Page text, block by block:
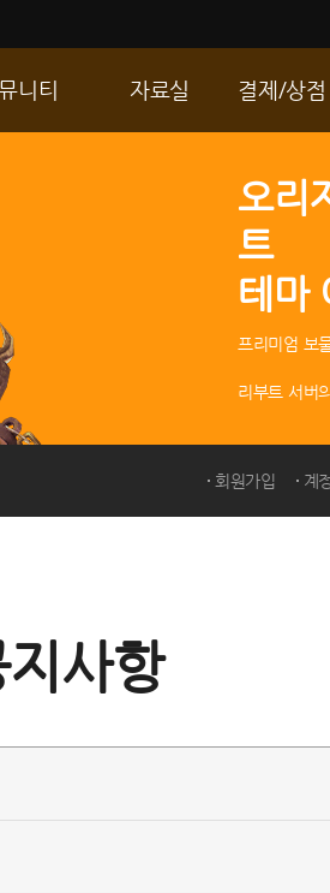
오리
트
테
프리미엄 보
리부트 서버
회원가입 계
니티
노트
자료실 결제/상점
마이
내 캐시
사항